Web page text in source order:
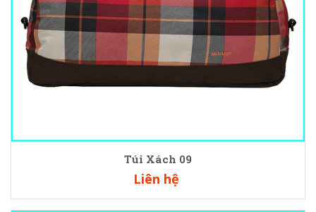
Túi Xách 09
Liên hệ